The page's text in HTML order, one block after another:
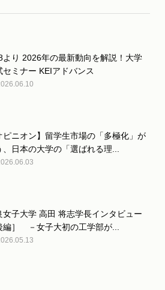
より 2026年の最新動向を解説！大学
セミナー KEIアドバンス
ピニオン】留学生市場の「多極化」が
、日本の大学の「選ばれる理...
女子大学 高田 将志学長インタビュー
編］ －女子大初の工学部が...